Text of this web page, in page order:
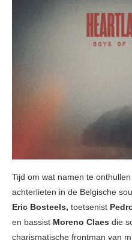
Tijd om wat namen te
achterlieten in de Belgische
Eric Bosteels, toetsenist
en bassist Moreno Claes die
charismatische frontman van